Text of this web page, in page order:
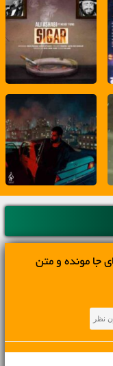
جا مونده و متن
نظر